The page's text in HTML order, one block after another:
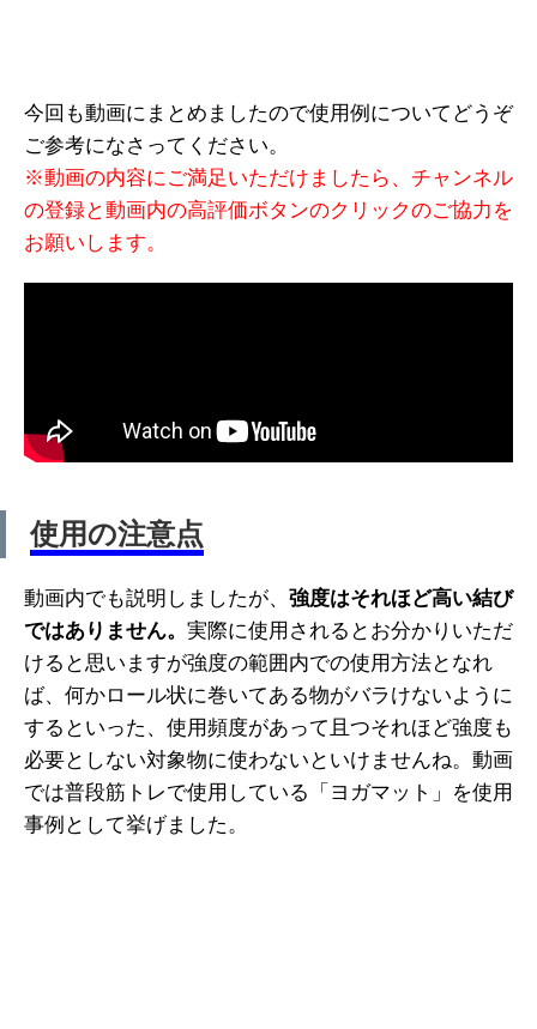
今回も動画にまとめましたので使用例についてどうぞ
ご参考になさってください。
※動画の内容にご満足いただけましたら、チャンネル
の登録と動画内の高評価ボタンのクリックのご協力を
お願いします。
使用の注意点
動画内でも説明しましたが、 強度はそれほど高い結び
ではありません。 実際に使用されるとお分かりいただ
けると思いますが強度の範囲内での使用方法となれ
ば、何かロール状に巻いてある物がバラけないように
するといった、使用頻度があって且つそれほど強度も
必要としない対象物に使わないといけませんね。動画
では普段筋トレで使用している「ヨガマット」を使用
事例として挙げました。